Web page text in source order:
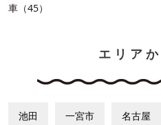
車（45）
エリア
池田 一宮市 名古屋